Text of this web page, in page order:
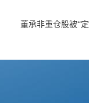
董承非重仓股被“定